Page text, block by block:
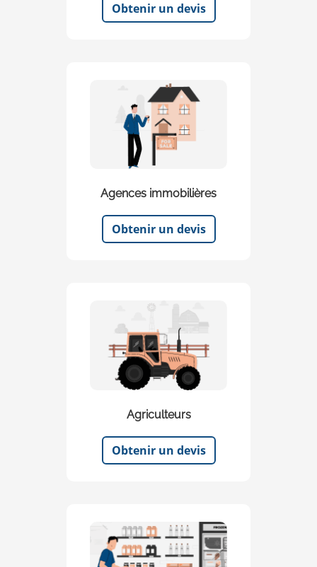
Obtenir un devis
Agences immobilières
Obtenir un devis
Agriculteurs
Obtenir un devis